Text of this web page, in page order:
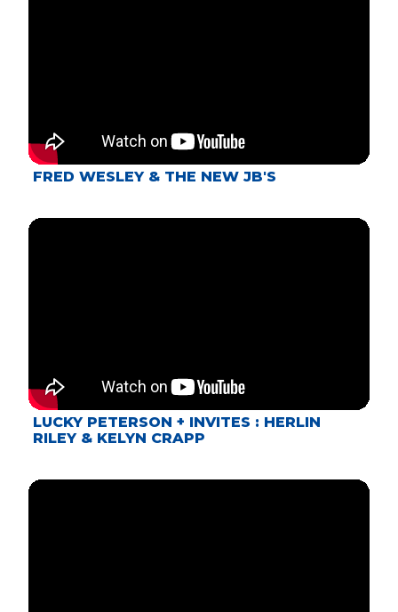
FRED WESLEY & THE NEW JB'S
LUCKY PETERSON + INVITES : HERLIN
RILEY & KELYN CRAPP